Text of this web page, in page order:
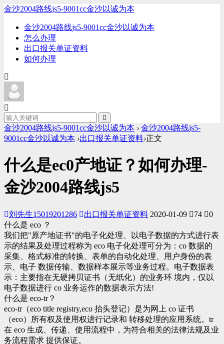
金沙2004路线js5-9001cc金沙以诚为本
金沙2004路线js5-9001cc金沙以诚为本
怎么办理
出口报关单证资料
如何办理
金沙2004路线js5-9001cc金沙以诚为本 › 金沙2004路线js5-
9001cc金沙以诚为本 ›出口报关单证资料›正文
什么是ec0产地证？如何办理-
金沙2004路线js5
刘先生15019201286 出口报关单证资料 2020-01-09 74
0
什么是 eco ？
我们把"原产地证书"的电子化处理、以电子数据的方式进行表
示的结果及处理过程称为 eco 电子化处理可分为：co 数据的
采集、格式标准的转换、表单的自动化处理、用户身份的表
示、电子 数据传输、数据样本展示等业务过程。电子数据表
示：主要指在无硬拷贝证书（无纸化）的业务环 境内，仅以
电子数据进行 co 业务运作的数据表示方法!
什么是 eco-tr？
eco-tr（eco title registry,eco 抬头登记）是为网上 co 证书
（eco）所有权及使用权进行记录和 转移处理的应用系统。tr
在 eco 生成、传递、使用流程中，为符合相关的法律法规及业
务流程需求 提供保证。